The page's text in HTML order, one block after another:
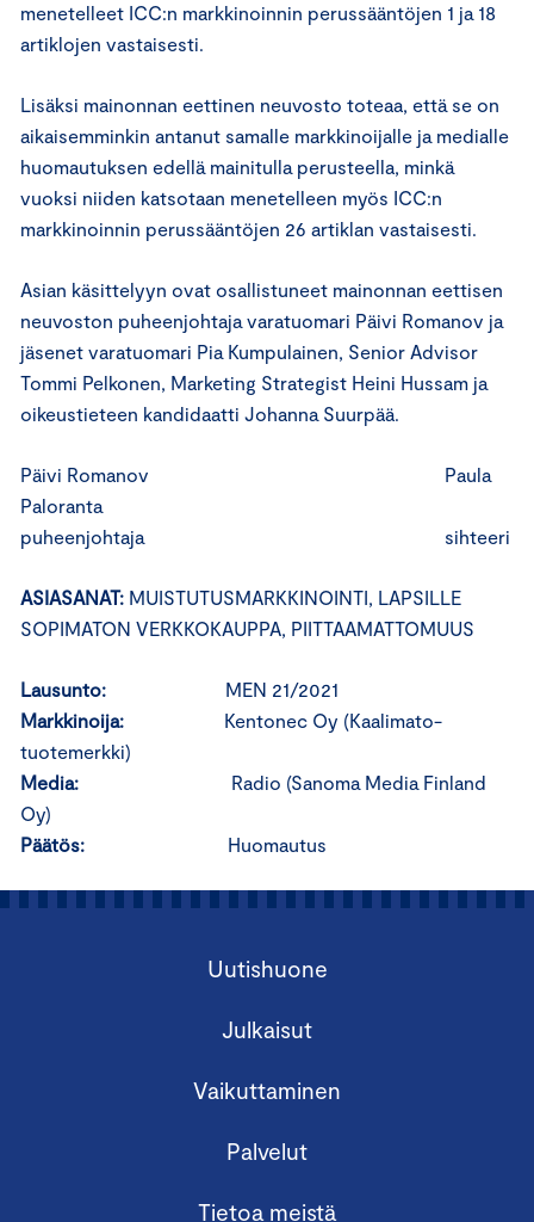
menetelleet ICC:n markkinoinnin perussääntöjen 1 ja 18
artiklojen vastaisesti.
Lisäksi mainonnan eettinen neuvosto toteaa, että se on
aikaisemminkin antanut samalle markkinoijalle ja medialle
huomautuksen edellä mainitulla perusteella, minkä
vuoksi niiden katsotaan menetelleen myös ICC:n
markkinoinnin perussääntöjen 26 artiklan vastaisesti.
Asian käsittelyyn ovat osallistuneet mainonnan eettisen
neuvoston puheenjohtaja varatuomari Päivi Romanov ja
jäsenet varatuomari Pia Kumpulainen, Senior Advisor
Tommi Pelkonen, Marketing Strategist Heini Hussam ja
oikeustieteen kandidaatti Johanna Suurpää.
Päivi Romanov Paula
Paloranta
puheenjohtaja sihteeri
ASIASANAT: MUISTUTUSMARKKINOINTI, LAPSILLE
SOPIMATON VERKKOKAUPPA, PIITTAAMATTOMUUS
Lausunto: MEN 21/2021
Markkinoija: Kentonec Oy (Kaalimato-
tuotemerkki)
Media: Radio (Sanoma Media Finland
Oy)
Päätös: Huomautus
Uutishuone
Julkaisut
Vaikuttaminen
Palvelut
Tietoa meistä